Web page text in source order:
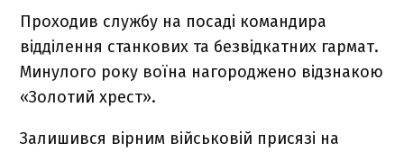
Проходив службу на посаді командира
відділення станкових та безвідкатних гармат.
Минулого року воїна нагороджено відзнакою
«Золотий хрест».
Залишився вірним військовій присязі на